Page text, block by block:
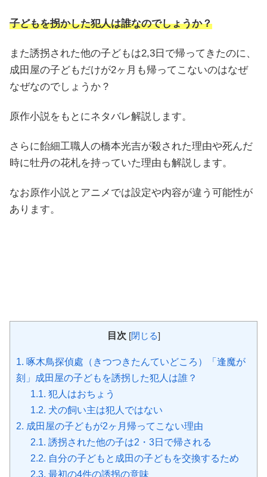
子どもを拐かした犯人は誰なのでしょうか？
また誘拐された他の子どもは2,3日で帰ってきたのに、
成田屋の子どもだけが2ヶ月も帰ってこないのはなぜ
なぜなのでしょうか？
原作小説をもとにネタバレ解説します。
さらに飴細工職人の橋本光吉が殺された理由や死んだ
時に牡丹の花札を持っていた理由も解説します。
なお原作小説とアニメでは設定や内容が違う可能性が
あります。
目次 [閉じる]
1.
啄木鳥探偵處（きつつきたんていどころ）「逢魔が
刻」成田屋の子どもを誘拐した犯人は誰？
1.1.
犯人はおちょう
1.2. 犬の飼い主は犯人ではない
2.
成田屋の子どもが2ヶ月帰ってこない理由
2.1.
誘拐された他の子は2・3日で帰される
2.2.
自分の子どもと成田の子どもを交換するため
2.3. 最初の4件の誘拐の意味